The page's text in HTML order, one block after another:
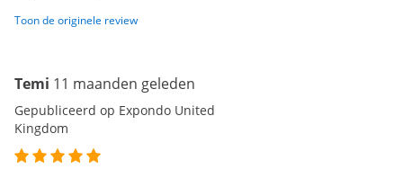
Toon de originele review
Temi 11 maanden geleden
Gepubliceerd op Expondo United
Kingdom